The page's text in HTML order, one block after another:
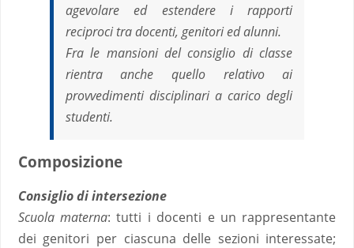
agevolare ed estendere i rapporti
reciproci tra docenti, genitori ed alunni.
Fra le mansioni del consiglio di classe
rientra anche quello relativo ai
provvedimenti disciplinari a carico degli
studenti.
Composizione
Consiglio di intersezione
Scuola materna: tutti i docenti e un rappresentante
dei genitori per ciascuna delle sezioni interessate;